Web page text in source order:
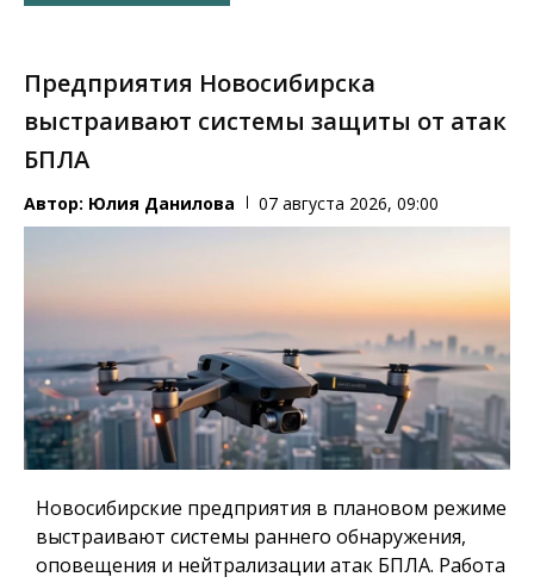
Предприятия Новосибирска
выстраивают системы защиты от атак
БПЛА
Автор: Юлия Данилова 07 августа 2026, 09:00
Новосибирские предприятия в плановом режиме
выстраивают системы раннего обнаружения,
оповещения и нейтрализации атак БПЛА. Работа